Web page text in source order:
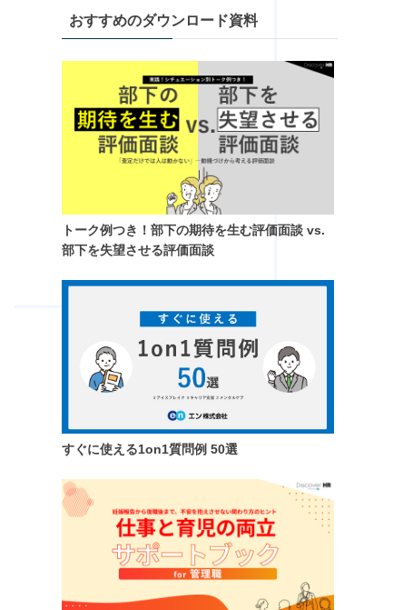
おすすめのダウンロード資料
トーク例つき！​部下の期待を生む評価面談 vs.
部下を失望させる評価面談
すぐに使える1on1質問例 50選